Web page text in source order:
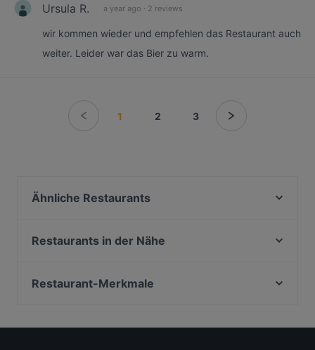
Ursula R. a year ago · 2 reviews
wir kommen wieder und empfehlen das Restaurant auch
weiter. Leider war das Bier zu warm.
1 2 3
Ähnliche Restaurants
Vino e Crostini
Asia Mekong
Restaurants in der Nähe
SHADALAI
Restaurant-Merkmale